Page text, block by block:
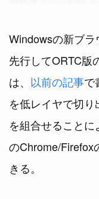
Windowsの新ブ
先行してORTC版
は、 以前の記事で
を低レイヤで切
を組合せること
のChrome/Firefox
きる。